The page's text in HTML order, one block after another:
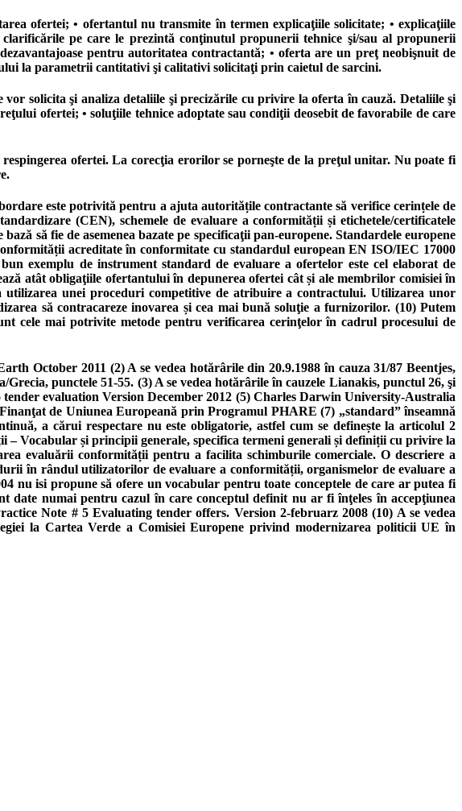
ofertei; • ofertantul nu transmite în termen explicaţiile solicitate; • explicaţiile
pe care le prezintă conţinutul propunerii tehnice şi/sau al propunerii
pentru autoritatea contractantă; • oferta are un preţ neobişnuit de
la parametrii cantitativi şi calitativi solicitaţi prin caietul de sarcini.
solicita şi analiza detaliile şi precizările cu privire la oferta în cauză. Detaliile şi
ofertei; • soluţiile tehnice adoptate sau condiţii deosebit de favorabile de care
ofertei. La corecţia erorilor se porneşte de la preţul unitar. Nu poate fi
este potrivită pentru a ajuta autoritățile contractante să verifice cerințele de
(CEN), schemele de evaluare a conformității și etichetele/certificatele
să fie de asemenea bazate pe specificaţii pan-europene. Standardele europene
acreditate în conformitate cu standardul european EN ISO/IEC 17000
exemplu de instrument standard de evaluare a ofertelor este cel elaborat de
atât obligaţiile ofertantului în depunerea ofertei cât și ale membrilor comisiei în
utilizarea unei proceduri competitive de atribuire a contractului. Utilizarea unor
să contracareze inovarea și cea mai bună soluţie a furnizorilor. (10) Putem
cele mai potrivite metode pentru verificarea cerinţelor în cadrul procesului de
October 2011 (2) A se vedea hotărârile din 20.9.1988 în cauza 31/87 Beentjes,
punctele 51-55. (3) A se vedea hotărârile în cauzele Lianakis, punctul 26, şi
evaluation Version December 2012 (5) Charles Darwin University-Australia
de Uniunea Europeană prin Programul PHARE (7) „standard” înseamnă
a cărui respectare nu este obligatorie, astfel cum se definește la articolul 2
Vocabular și principii generale, specifica termeni generali și definiții cu privire la
evaluării conformității pentru a facilita schimburile comerciale. O descriere a
în rândul utilizatorilor de evaluare a conformității, organismelor de evaluare a
nu isi propune să ofere un vocabular pentru toate conceptele de care ar putea fi
date numai pentru cazul în care conceptul definit nu ar fi înţeles în accepţiunea
Note # 5 Evaluating tender offers. Version 2-februarz 2008 (10) A se vedea
la Cartea Verde a Comisiei Europene privind modernizarea politicii UE în